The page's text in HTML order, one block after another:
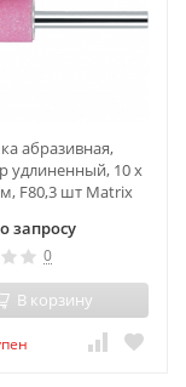
абразивная,
удлиненный, 10 x
F80,3 шт Matrix
запросу
0
В корзину